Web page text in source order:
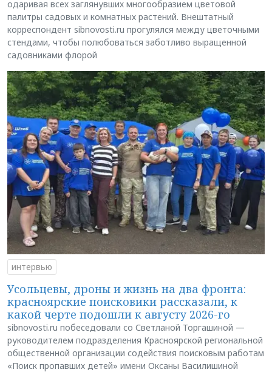
одаривая всех заглянувших многообразием цветовой
палитры садовых и комнатных растений. Внештатный
корреспондент sibnovosti.ru прогулялся между цветочными
стендами, чтобы полюбоваться заботливо выращенной
садовниками флорой
интервью
Усольцевы, дроны и жизнь на два фронта:
красноярские поисковики рассказали, к
какой черте подошли к августу 2026-го
sibnovosti.ru побеседовали со Светланой Торгашиной —
руководителем подразделения Красноярской региональной
общественной организации содействия поисковым работам
«Поиск пропавших детей» имени Оксаны Василишиной